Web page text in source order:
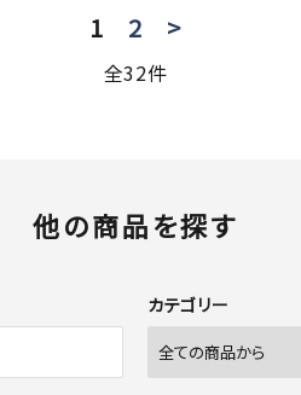
1 2 >
全32件
他の商品を探す
カテゴリー